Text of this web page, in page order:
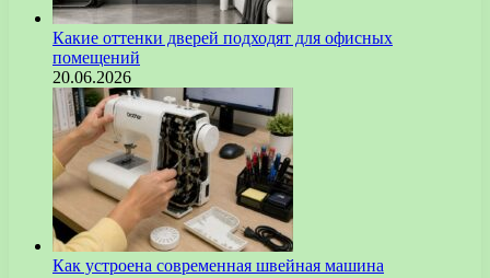
Какие оттенки дверей подходят для офисных
помещений
20.06.2026
Как устроена современная швейная машина